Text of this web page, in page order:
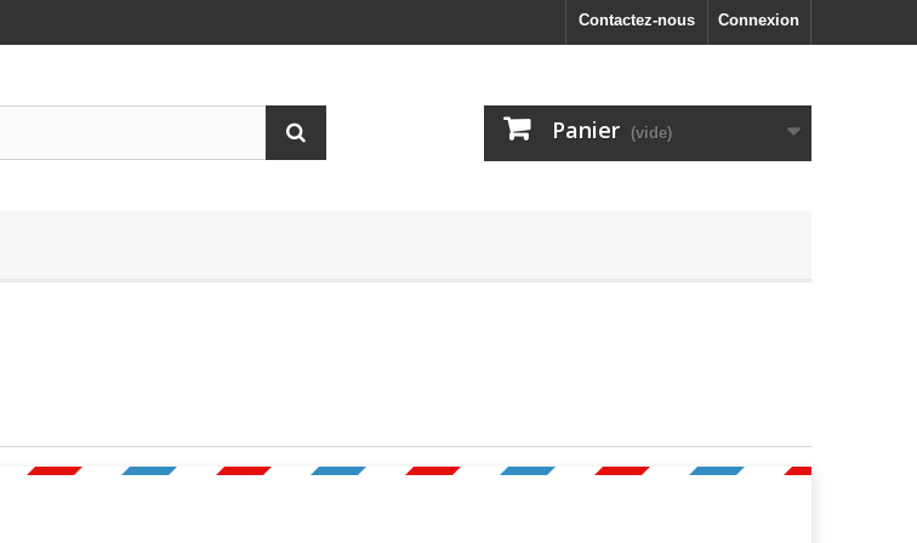
Connexion
Contactez-nous
Panier (vide)